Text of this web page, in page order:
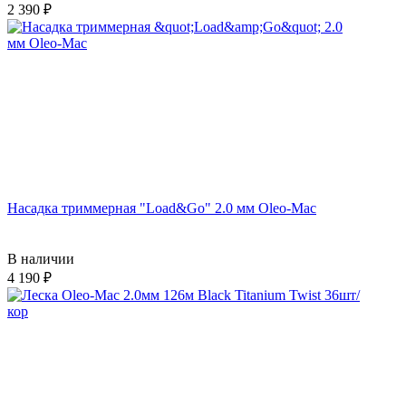
2 390
Насадка триммерная "Load&Go" 2.0 мм Oleo-Mac
В наличии
4 190